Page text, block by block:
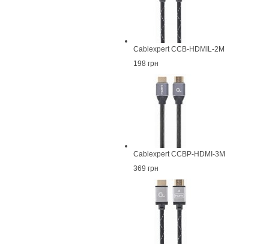
Cablexpert CCB-HDMIL-2M
198 грн
Cablexpert CCBP-HDMI-3M
369 грн